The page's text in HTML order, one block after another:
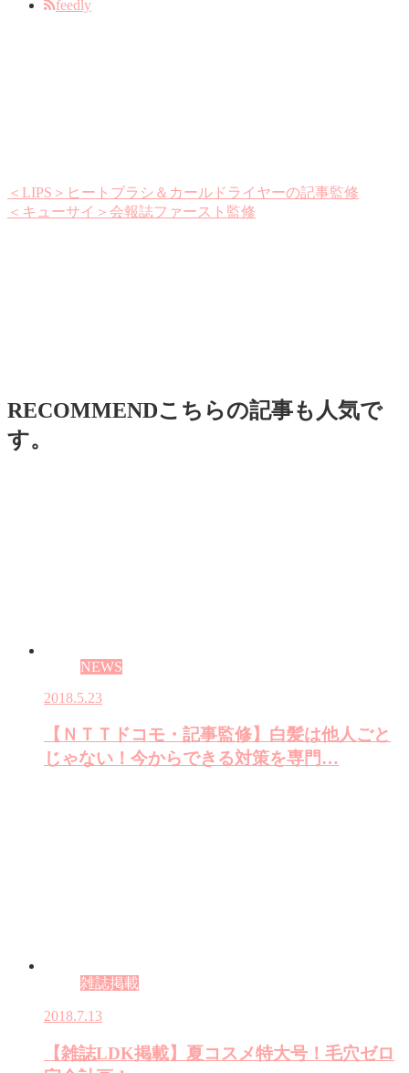
feedly
＜LIPS＞ヒートブラシ＆カールドライヤーの記事監修
＜キューサイ＞会報誌ファースト監修
RECOMMENDこちらの記事も人気で
す。
NEWS
2018.5.23
【ＮＴＴドコモ・記事監修】白髪は他人ごと
じゃない！今からできる対策を専門…
雑誌掲載
2018.7.13
【雑誌LDK掲載】夏コスメ特大号！毛穴ゼロ